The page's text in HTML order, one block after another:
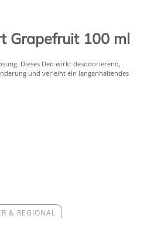
Grapefruit 100 ml
Dieses Deo wirkt desodorierend,
und verleiht ein langanhaltendes
& REGIONAL